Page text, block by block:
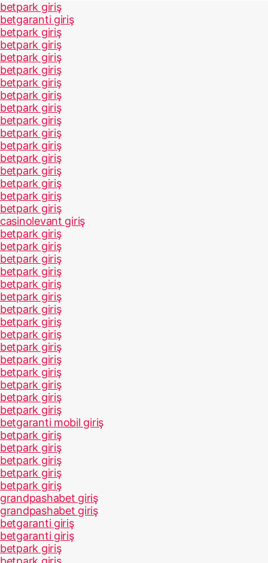
betpark giriş
betgaranti giriş
betpark giriş
betpark giriş
betpark giriş
betpark giriş
betpark giriş
betpark giriş
betpark giriş
betpark giriş
betpark giriş
betpark giriş
betpark giriş
betpark giriş
betpark giriş
betpark giriş
betpark giriş
casinolevant giriş
betpark giriş
betpark giriş
betpark giriş
betpark giriş
betpark giriş
betpark giriş
betpark giriş
betpark giriş
betpark giriş
betpark giriş
betpark giriş
betpark giriş
betpark giriş
betpark giriş
betpark giriş
betgaranti mobil giriş
betpark giriş
betpark giriş
betpark giriş
betpark giriş
betpark giriş
grandpashabet giriş
grandpashabet giriş
betgaranti giriş
betgaranti giriş
betpark giriş